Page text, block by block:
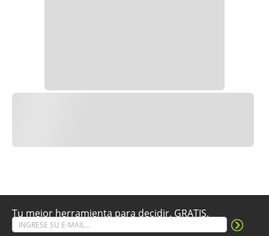
Tu mejor herramienta para decidir. GRATIS.